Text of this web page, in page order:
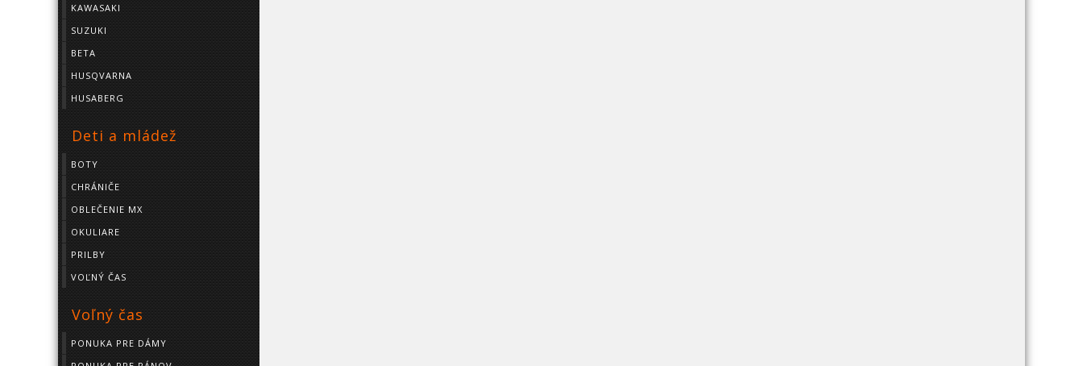
KAWASAKI
SUZUKI
BETA
HUSQVARNA
HUSABERG
Deti a mládež
BOTY
CHRÁNIČE
OBLEČENIE MX
OKULIARE
PRILBY
VOĽNÝ ČAS
Voľný čas
PONUKA PRE DÁMY